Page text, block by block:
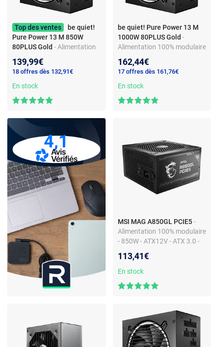
Top des ventes
be quiet!
Pure Power 13 M 850W
80PLUS Gold - Alimentation
ATX12V 3.1 / EPS12V -
80PLUS Gold
139,99€
18 offres dès 132,91€
En stock
be quiet! Pure Power 13 M
1000W 80PLUS Gold -
Alimentation 100% modulaire
EPS12V - 80PLUS Gold
162,44€
17 offres dès 161,76€
En stock
4,1
MSI MAG A850GL PCIE5 -
Alimentation 100% modulaire
- 850W - ATX12V - ATX 3.0 -
113,41€
En stock